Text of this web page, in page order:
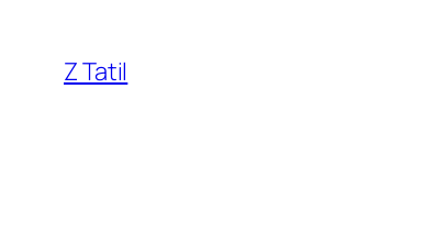
Z Tatil